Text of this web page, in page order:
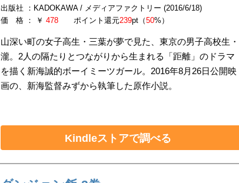
出版社 ：KADOKAWA / メディアファクトリー (2016/6/18)
価 格 ： ￥478 ポイント還元239pt（50%）
山深い町の女子高生・三葉が夢で見た、東京の男子高校生・
瀧。2人の隔たりとつながりから生まれる「距離」のドラマ
を描く新海誠的ボーイミーツガール。2016年8月26日公開映
画の、新海監督みずから執筆した原作小説。
Kindleストアで調べる